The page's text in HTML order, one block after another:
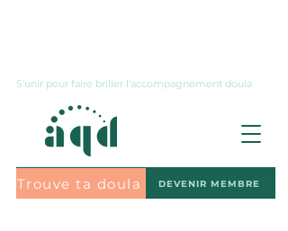
S'unir pour faire briller l'accompagnement doula
Trouve ta doula DEVENIR MEMBRE